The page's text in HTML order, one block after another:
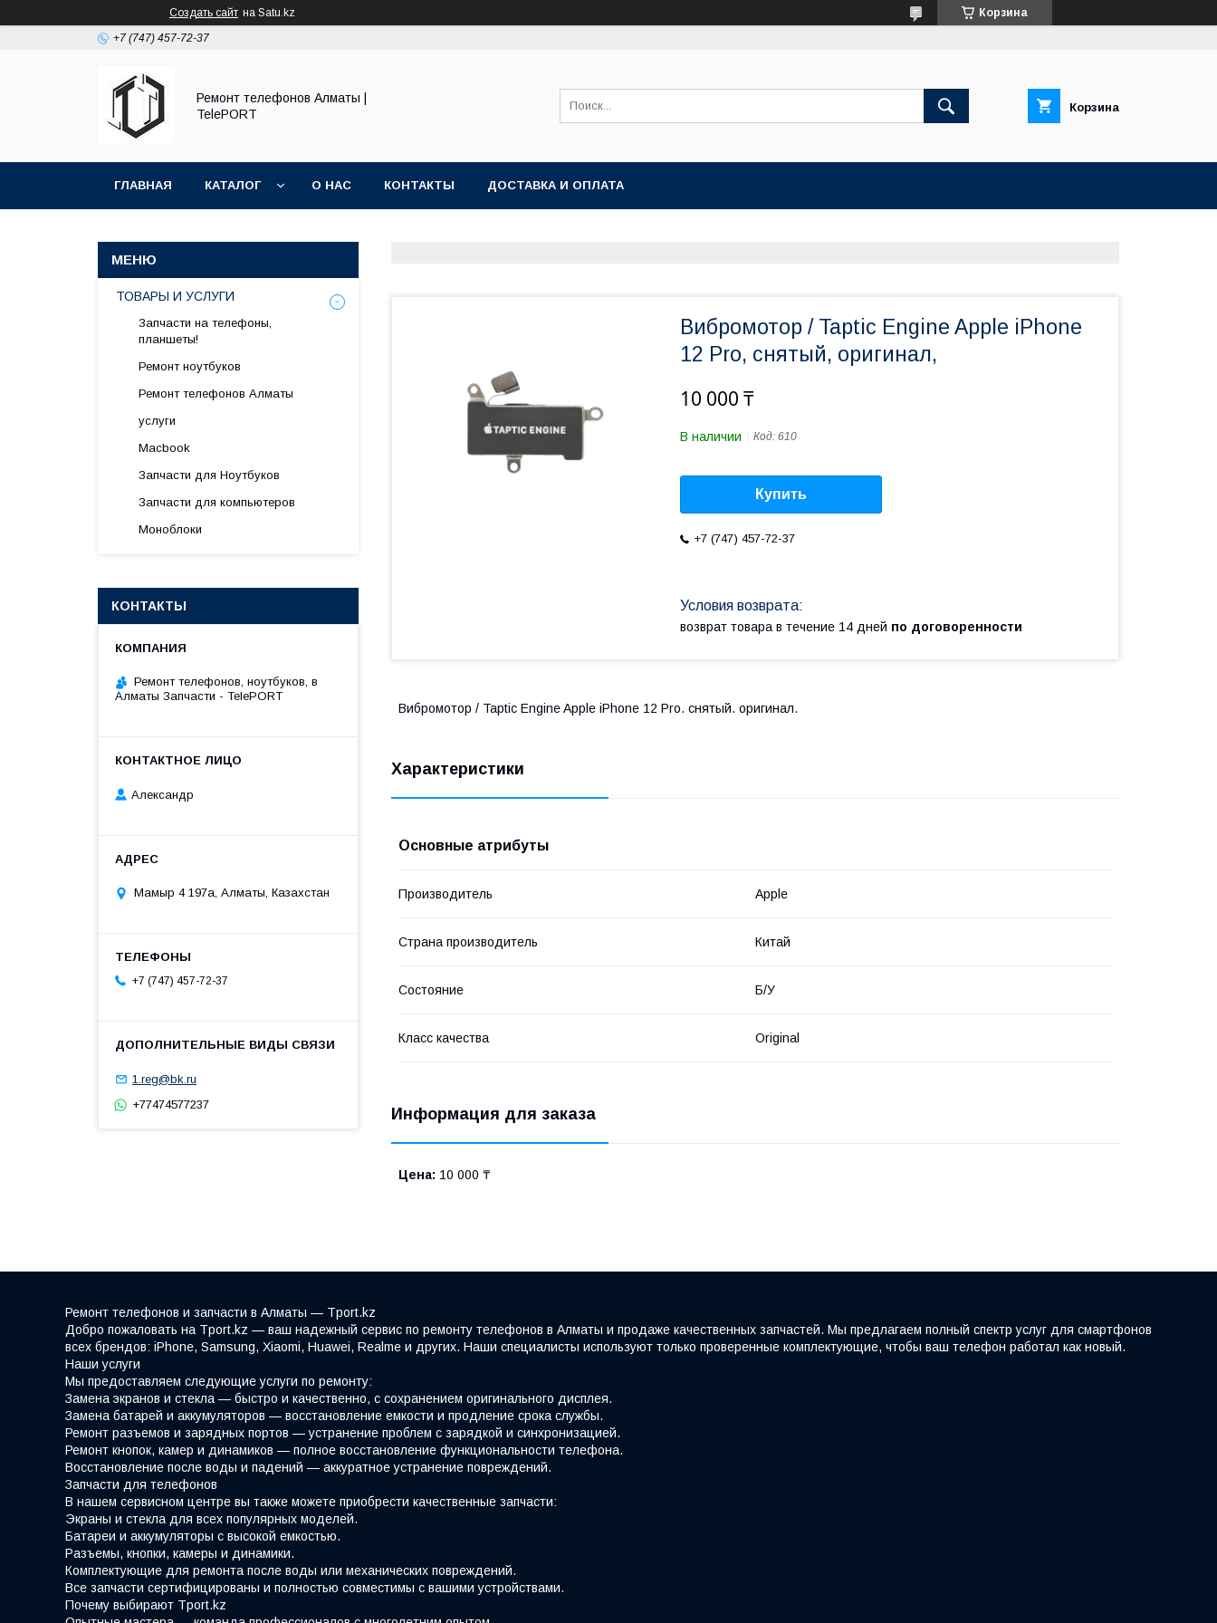
Создать сайт на Satu.kz Корзина
+7 (747) 457-72-37
Ремонт телефонов Алматы |
TelePORT
Корзина
ГЛАВНАЯ КАТАЛОГ О НАС КОНТАКТЫ ДОСТАВКА И ОПЛАТА
Вибромотор / Taptic Engine Apple iPhone
12 Pro, снятый, оригинал,
10 000 ₸
В наличии Код: 610
Купить
+7 (747) 457-72-37
возврат товара в течение 14 дней по договоренности
Вибромотор / Taptic Engine Apple iPhone 12 Pro. снятый. оригинал.
Характеристики
Основные атрибуты
Производитель Apple
Страна производитель Китай
Состояние Б/У
Класс качества Original
Информация для заказа
Цена: 10 000 ₸
ТОВАРЫ И УСЛУГИ
Запчасти на телефоны,
планшеты!
Ремонт ноутбуков
Ремонт телефонов Алматы
услуги
Macbook
Запчасти для Ноутбуков
Запчасти для компьютеров
Моноблоки
КОНТАКТЫ
Ремонт телефонов, ноутбуков, в
Алматы Запчасти - TelePORT
Александр
Мамыр 4 197а, Алматы, Казахстан
+7 (747) 457-72-37
1.reg@bk.ru
+77474577237
Ремонт телефонов и запчасти в Алматы — Tport.kz
Добро пожаловать на Tport.kz — ваш надежный сервис по ремонту телефонов в Алматы и продаже качественных запчастей. Мы предлагаем полный спектр услуг для смартфонов
всех брендов: iPhone, Samsung, Xiaomi, Huawei, Realme и других. Наши специалисты используют только проверенные комплектующие, чтобы ваш телефон работал как новый.
Наши услуги
Мы предоставляем следующие услуги по ремонту:
Замена экранов и стекла — быстро и качественно, с сохранением оригинального дисплея.
Замена батарей и аккумуляторов — восстановление емкости и продление срока службы.
Ремонт разъемов и зарядных портов — устранение проблем с зарядкой и синхронизацией.
Ремонт кнопок, камер и динамиков — полное восстановление функциональности телефона.
Восстановление после воды и падений — аккуратное устранение повреждений.
Запчасти для телефонов
В нашем сервисном центре вы также можете приобрести качественные запчасти:
Экраны и стекла для всех популярных моделей.
Батареи и аккумуляторы с высокой емкостью.
Разъемы, кнопки, камеры и динамики.
Комплектующие для ремонта после воды или механических повреждений.
Все запчасти сертифицированы и полностью совместимы с вашими устройствами.
Почему выбирают Tport.kz